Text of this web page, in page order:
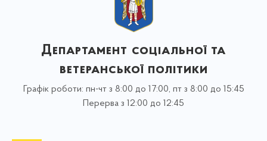
Департамент соціальної та
ветеранської політики
Графік роботи: пн-чт з 8:00 до 17:00, пт з 8:00 до 15:45
Перерва з 12:00 до 12:45